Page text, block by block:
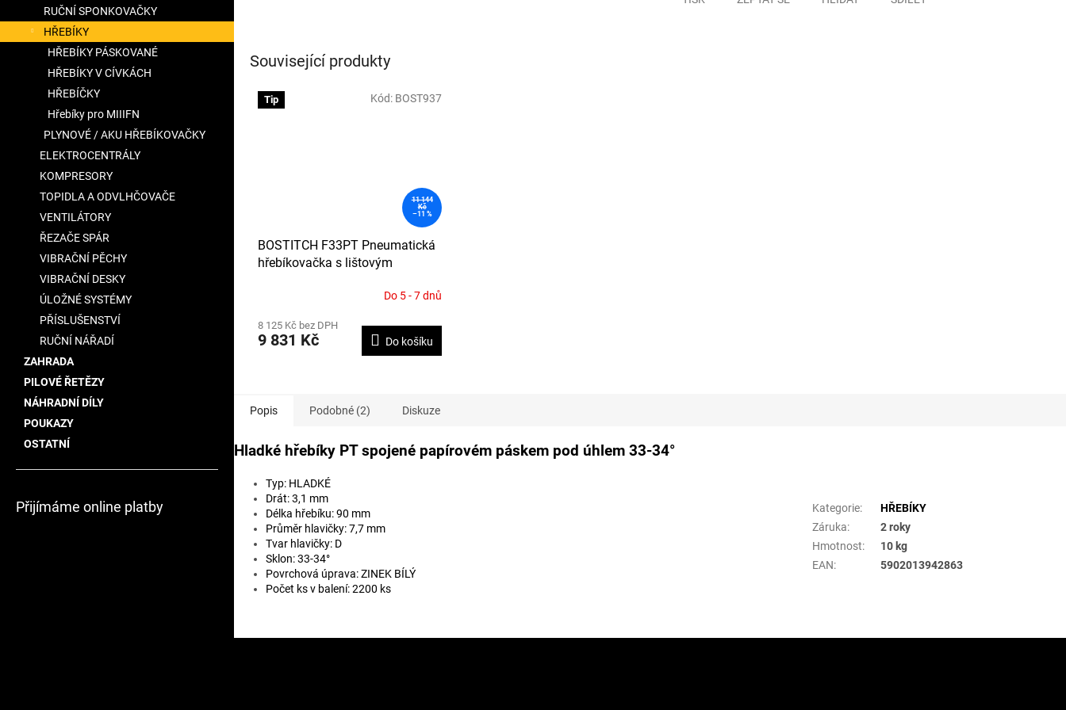
RUČNÍ SPONKOVAČKY
HŘEBÍKY
HŘEBÍKY PÁSKOVANÉ
HŘEBÍKY V CÍVKÁCH
HŘEBÍČKY
Hřebíky pro MIIIFN
PLYNOVÉ / AKU HŘEBÍKOVAČKY
ELEKTROCENTRÁLY
KOMPRESORY
TOPIDLA A ODVLHČOVAČE
VENTILÁTORY
ŘEZAČE SPÁR
VIBRAČNÍ PĚCHY
VIBRAČNÍ DESKY
ÚLOŽNÉ SYSTÉMY
PŘÍSLUŠENSTVÍ
RUČNÍ NÁŘADÍ
ZAHRADA
PILOVÉ ŘETĚZY
NÁHRADNÍ DÍLY
POUKAZY
OSTATNÍ
Přijímáme online platby
Související produkty
Tip
11 144
Kč
–11 %
BOSTITCH F33PT Pneumatická
hřebíkovačka s lištovým
papírovém pásku, délky 50-Do 5 - 7 dnů
8 125 Kč bez DPH
9 831 Kč Do košíku
Kód: BOST937
Popis Podobné (2) Diskuze
Hladké hřebíky PT spojené papírovém páskem pod úhlem 33-34°
Typ: HLADKÉ
Drát: 3,1 mm
Délka hřebíku: 90 mm
Průměr hlavičky: 7,7 mm
Tvar hlavičky: D
Sklon: 33-34°
Povrchová úprava: ZINEK BÍLÝ
Počet ks v balení: 2200 ks
Kategorie:
HŘEBÍKY
Záruka:
2 roky
Hmotnost:
10 kg
EAN: 5902013942863